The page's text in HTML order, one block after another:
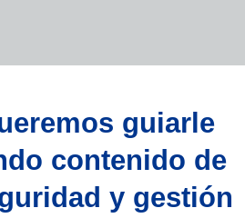
guiarle
contenido de
y gestión